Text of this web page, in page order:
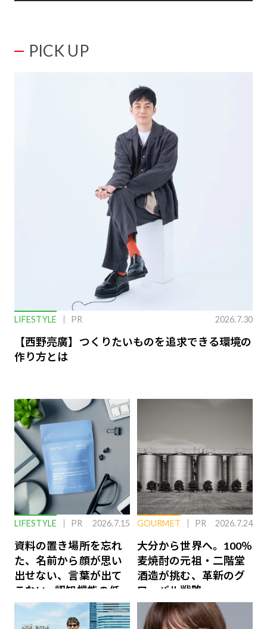
PICK UP
LIFESTYLE PR 2026.7.30
【西野亮廣】つくりたいものを追求できる環境の
作り方とは
LIFESTYLE PR 2026.7.15
資料の置き場所を忘れ
た、名前から顔が思い
出せない、言葉が出て
こない…認知機能の低
下を救う、脳のインナ
ーケアとは
GOURMET PR 2026.7.24
大分から世界へ。100％
麦焼酎の元祖・二階堂
酒造が挑む、革新のグ
ローバル戦略